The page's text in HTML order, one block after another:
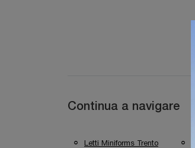
Continua a navigare
Letti Miniforms Trento